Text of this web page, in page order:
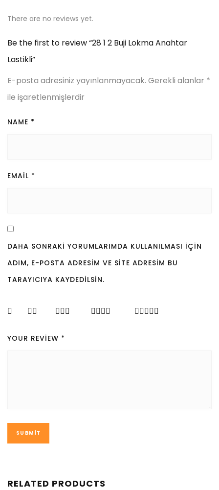
There are no reviews yet.
Be the first to review “28 1 2 Buji Lokma Anahtar
Lastikli”
E-posta adresiniz yayınlanmayacak. Gerekli alanlar *
ile işaretlenmişlerdir
NAME *
EMAIL *
DAHA SONRAKI YORUMLARIMDA KULLANILMASI IÇIN
ADIM, E-POSTA ADRESIM VE SITE ADRESIM BU
TARAYICIYA KAYDEDILSIN.
YOUR REVIEW *
RELATED PRODUCTS